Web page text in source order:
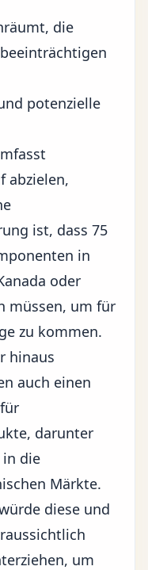
die
potenzielle
abzielen,
ist, dass 75
in
oder
müssen, um für
zu kommen.
hinaus
auch einen
darunter
in die
Märkte.
diese und
um